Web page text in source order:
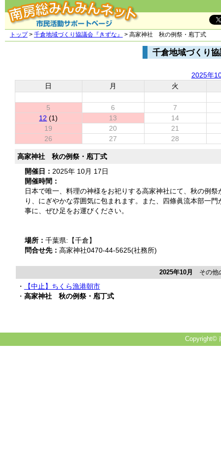
トップ> 千倉地域づくり協議会『きずな』 > 高家神社 秋の例祭・庖丁式
千倉地域づくり
2025年
日
月 火
5 6
7
12 (1) 13
14
19
20
21
26
27 28
高家神社 秋の例祭・庖丁式
開催日： 2025年 10月 17日
開催時間：
日本で唯一、料理の神様をお祀りする高家神社にて、秋の例
り、にぎやかな雰囲気に包まれます。また、四條眞流本部一
事に、ぜひ足をお運びください。
場所： 千葉県:【千倉】
問合せ先： 高家神社0470-44-5625(社務所)
2025年10月 その他
・
【中止】ちくら漁港朝市
・ 高家神社 秋の例祭・庖丁式
Copyright©